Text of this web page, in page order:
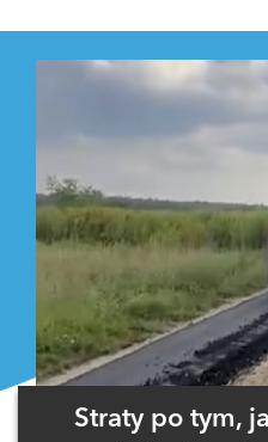
Straty po tym,